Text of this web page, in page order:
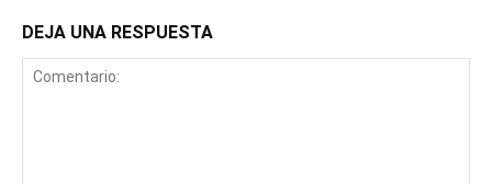
DEJA UNA RESPUESTA